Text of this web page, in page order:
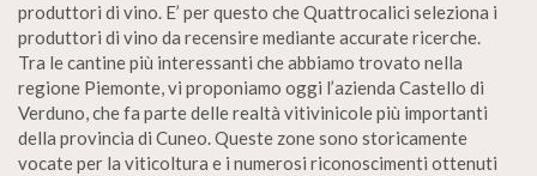
produttori di vino. E’ per questo che Quattrocalici seleziona i
produttori di vino da recensire mediante accurate ricerche.
Tra le cantine più interessanti che abbiamo trovato nella
regione Piemonte, vi proponiamo oggi l’azienda Castello di
Verduno, che fa parte delle realtà vitivinicole più importanti
della provincia di Cuneo. Queste zone sono storicamente
vocate per la viticoltura e i numerosi riconoscimenti ottenuti